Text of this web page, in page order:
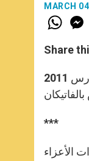
MARCH
W
h
t
s
p
p
r
Share
روما، الجمعة 04 مارس 2011 (Zenit.org) – ننشر في ما يلي التعليم الذي تلاه البابا بندكتس السادس عشر نهار الأربعاء 02
***